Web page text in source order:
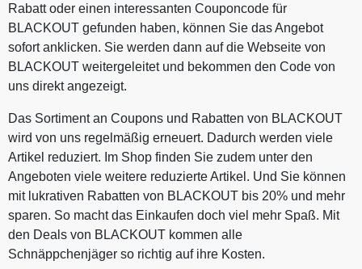
Rabatt oder einen interessanten Couponcode für
BLACKOUT gefunden haben, können Sie das Angebot
sofort anklicken. Sie werden dann auf die Webseite von
BLACKOUT weitergeleitet und bekommen den Code von
uns direkt angezeigt.
Das Sortiment an Coupons und Rabatten von BLACKOUT
wird von uns regelmäßig erneuert. Dadurch werden viele
Artikel reduziert. Im Shop finden Sie zudem unter den
Angeboten viele weitere reduzierte Artikel. Und Sie können
mit lukrativen Rabatten von BLACKOUT bis 20% und mehr
sparen. So macht das Einkaufen doch viel mehr Spaß. Mit
den Deals von BLACKOUT kommen alle
Schnäppchenjäger so richtig auf ihre Kosten.